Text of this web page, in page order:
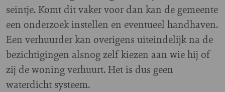
seintje. Komt dit vaker voor dan kan de gemeente
een onderzoek instellen en eventueel handhaven.
Een verhuurder kan overigens uiteindelijk na de
bezichtigingen alsnog zelf kiezen aan wie hij of
zij de woning verhuurt. Het is dus geen
waterdicht systeem.